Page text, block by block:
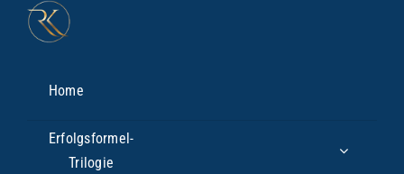
Zum
Inhalt
Home
Erfolgsformel-
Trilogie